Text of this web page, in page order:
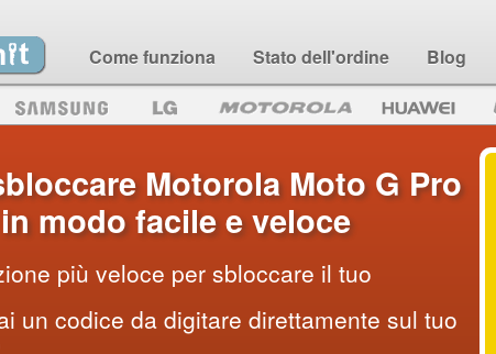
Come funziona Stato dell'ordine Blog
Motorola Moto G Pro
in modo facile e veloce
più veloce per sbloccare il tuo
un codice da digitare direttamente sul tuo